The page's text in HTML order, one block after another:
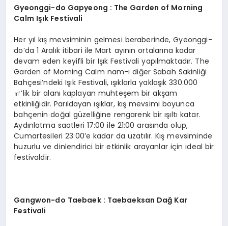
Gyeonggi-do Gapyeong : The Garden of Morning
Calm Işık Festivali
Her yıl kış mevsiminin gelmesi beraberinde, Gyeonggi-
do’da 1 Aralık itibari ile Mart ayının ortalarına kadar
devam eden keyifli bir Işık Festivali yapılmaktadır. The
Garden of Morning Calm nam-ı diğer Sabah Sakinliği
Bahçesi’ndeki Işık Festivali, ışıklarla yaklaşık 330.000
㎡’lik bir alanı kaplayan muhteşem bir akşam
etkinliğidir. Parıldayan ışıklar, kış mevsimi boyunca
bahçenin doğal güzelliğine rengarenk bir ışıltı katar.
Aydınlatma saatleri 17:00 ile 21:00 arasında olup,
Cumartesileri 23:00’e kadar da uzatılır. Kış mevsiminde
huzurlu ve dinlendirici bir etkinlik arayanlar için ideal bir
festivaldir.
Gangwon-do Taebaek : Taebaeksan Dağ Kar
Festivali